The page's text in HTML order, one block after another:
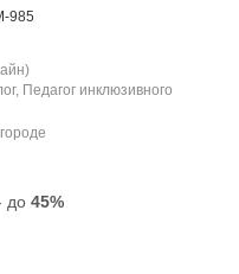
985
Педагог инклюзивного
до 45%